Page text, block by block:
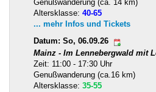
Genußwanderung (ca. 14 km)
Altersklasse: 40-65
... mehr Infos und Tickets
Datum: So, 06.09.26
Mainz - Im Lennebergwald mit
Zeit: 11:00 - 17:30 Uhr
Genußwanderung (ca.16 km)
Altersklasse: 35-55